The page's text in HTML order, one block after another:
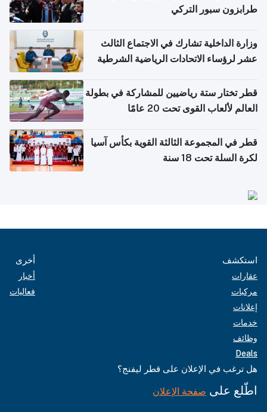
طرابزون سبور التركي
وزارة الداخلية تشارك في الاجتماع الثالث
عشر لرؤساء الاتحادات الرياضية الشرطية
قطر تختار ستة رياضيين للمشاركة في بطولة
العالم لألعاب القوى تحت 20 عامًا
قطر في المجموعة الثالثة القوية بكأس آسيا
لكرة السلة تحت 18 سنة
استكشف
عقارات
مركبات
إعلانات
خدمات
وظائف
Deals
أخرى
أخبار
فعاليات
هل ترغب في الإعلان على قطر ليفنج؟
اطّلع على صفحة الإعلان